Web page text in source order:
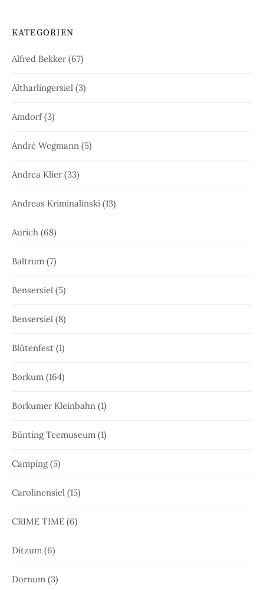
KATEGORIEN
Alfred Bekker(67)
Altharlingersiel (3)
Amdorf(3)
André Wegmann (5)
Andrea Klier(33)
Andreas Kriminalinski (13)
Aurich (68)
Baltrum (7)
Bensersiel (5)
Bensersiel (8)
Blütenfest (1)
Borkum (164)
Borkumer Kleinbahn (1)
Bünting Teemuseum (1)
Camping(5)
Carolinensiel (15)
CRIME TIME (6)
Ditzum (6)
Dornum (3)